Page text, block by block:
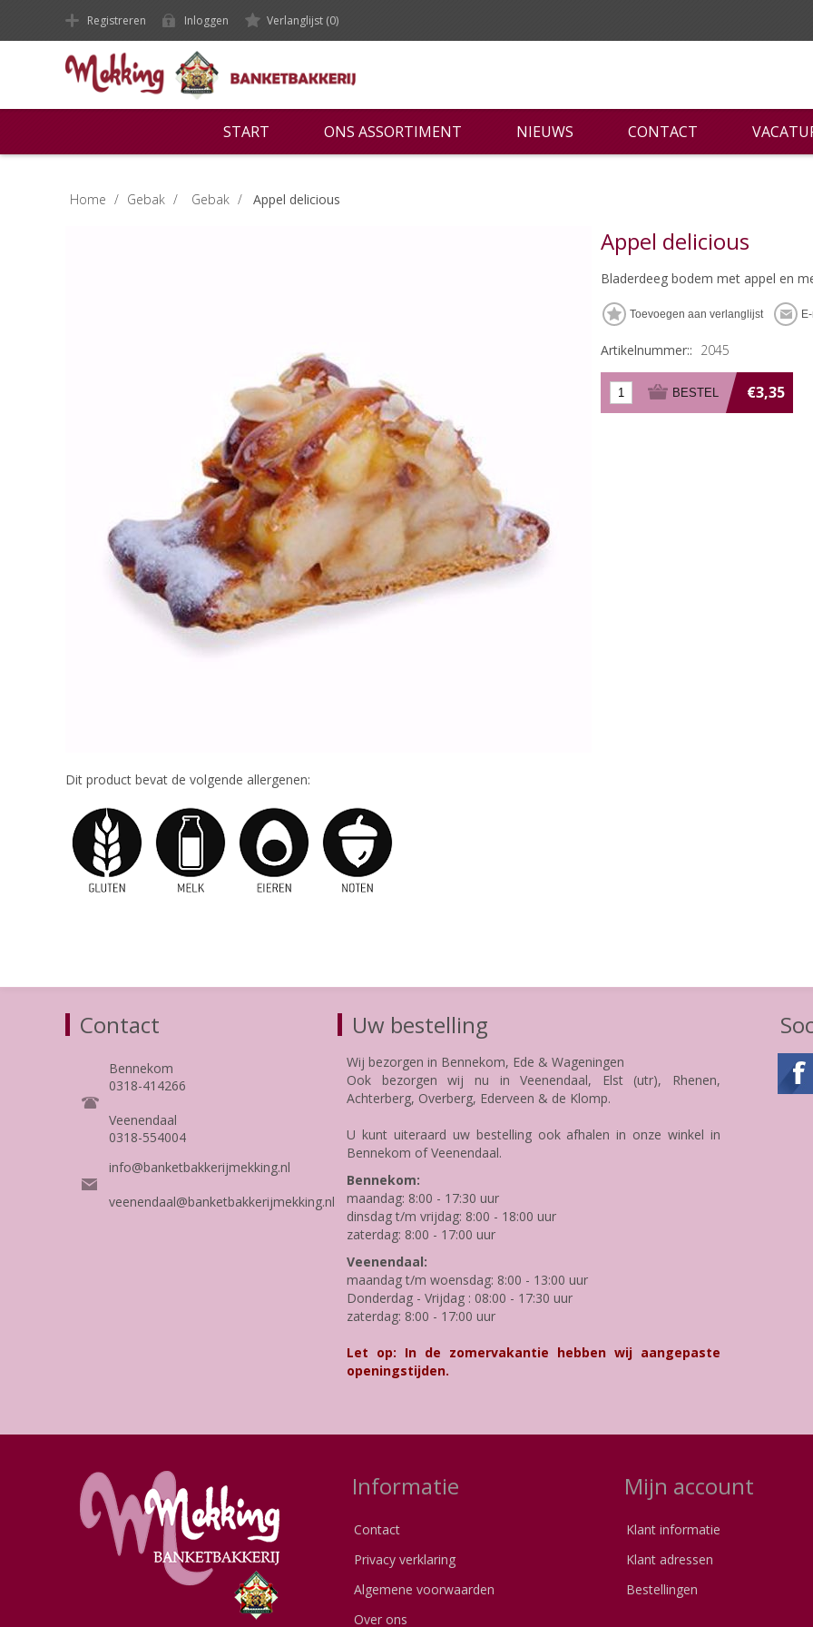
Registreren Inloggen Verlanglijst (0)
START ONS ASSORTIMENT NIEUWS CONTACT
Home / Gebak / Gebak / Appel delicious
Appel delicious
Bladerdeeg bodem met appel en
Artikelnummer:: 2045
€3,35
Dit product bevat de volgende allergenen:
Contact
Bennekom
0318-414266
Veenendaal
0318-554004
info@banketbakkerijmekking.nl
veenendaal@banketbakkerijmekking.nl
Uw bestelling
Wij bezorgen in Bennekom, Ede & Wageningen
Ook bezorgen wij nu in Veenendaal, Elst (utr), Rhenen,
Achterberg, Overberg, Ederveen & de Klomp.
U kunt uiteraard uw bestelling ook afhalen in onze winkel in
Bennekom of Veenendaal.
Bennekom:
maandag: 8:00 - 17:30 uur
dinsdag t/m vrijdag: 8:00 - 18:00 uur
zaterdag: 8:00 - 17:00 uur
Veenendaal:
maandag t/m woensdag: 8:00 - 13:00 uur
Donderdag - Vrijdag : 08:00 - 17:30 uur
zaterdag: 8:00 - 17:00 uur
Let op: In de zomervakantie hebben wij aangepaste
openingstijden.
Informatie
Contact
Privacy verklaring
Algemene voorwaarden
Over ons
Mijn account
Klant informatie
Klant adressen
Bestellingen